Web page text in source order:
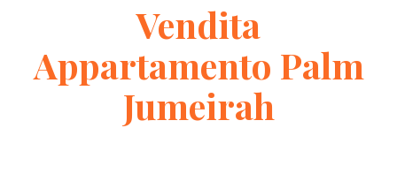
Vendita
Appartamento Palm
Jumeirah